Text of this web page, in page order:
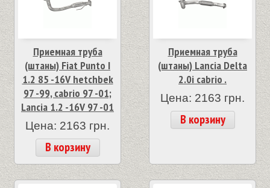
Приемная труба
(штаны) Fiat Punto I
1.2 85 -16V hetchbek
97 -99, cabrio 97 -01;
Lancia 1.2 -16V 97 -01
Цена: 2163 грн.
В корзину
Приемная труба
(штаны) Lancia Delta
2.0i cabrio .
Цена: 2163 грн.
В корзину